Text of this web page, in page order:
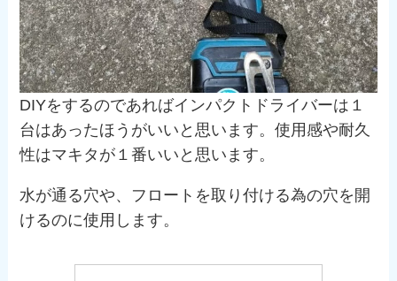
DIYをするのであればインパクトドライバーは１
台はあったほうがいいと思います。使用感や耐久
性はマキタが１番いいと思います。
水が通る穴や、フロートを取り付ける為の穴を開
けるのに使用します。